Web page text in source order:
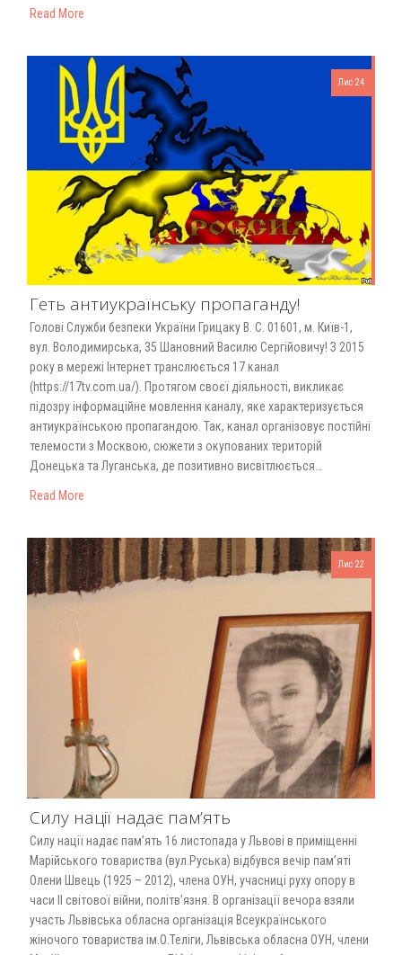
Read More
Лис 24
Геть антиукраїнську пропаганду!
Голові Служби безпеки України Грицаку В. С. 01601, м. Київ-1,
вул. Володимирська, 35 Шановний Василю Сергійовичу! З 2015
року в мережі Інтернет транслюється 17 канал
(https://17tv.com.ua/). Протягом своєї діяльності, викликає
підозру інформаційне мовлення каналу, яке характеризується
антиукраїнською пропагандою. Так, канал організовує постійні
телемости з Москвою, сюжети з окупованих територій
Донецька та Луганська, де позитивно висвітлюється…
Read More
Лис 22
Силу нації надає пам’ять
Силу нації надає пам’ять 16 листопада у Львові в приміщенні
Марійського товариства (вул.Руська) відбувся вечір пам’яті
Олени Швець (1925 – 2012), члена ОУН, учасниці руху опору в
часи ІІ світової війни, політв’язня. В організації вечора взяли
участь Львівська обласна організація Всеукраїнського
жіночого товариства ім.О.Теліги, Львівська обласна ОУН, члени